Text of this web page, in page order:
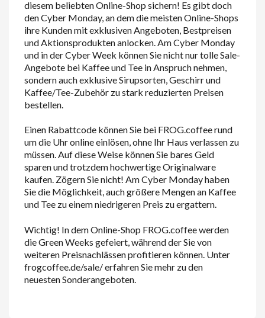
diesem beliebten Online-Shop sichern! Es gibt doch
den Cyber Monday, an dem die meisten Online-Shops
ihre Kunden mit exklusiven Angeboten, Bestpreisen
und Aktionsprodukten anlocken. Am Cyber Monday
und in der Cyber Week können Sie nicht nur tolle Sale-
Angebote bei Kaffee und Tee in Anspruch nehmen,
sondern auch exklusive Sirupsorten, Geschirr und
Kaffee/Tee-Zubehör zu stark reduzierten Preisen
bestellen.
Einen Rabattcode können Sie bei FROG.coffee rund
um die Uhr online einlösen, ohne Ihr Haus verlassen zu
müssen. Auf diese Weise können Sie bares Geld
sparen und trotzdem hochwertige Originalware
kaufen. Zögern Sie nicht! Am Cyber Monday haben
Sie die Möglichkeit, auch größere Mengen an Kaffee
und Tee zu einem niedrigeren Preis zu ergattern.
Wichtig! In dem Online-Shop FROG.coffee werden
die Green Weeks gefeiert, während der Sie von
weiteren Preisnachlässen profitieren können. Unter
frogcoffee.de/sale/ erfahren Sie mehr zu den
neuesten Sonderangeboten.